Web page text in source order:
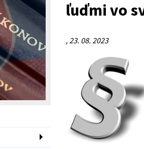
ľuďmi vo
, 23. 08. 2023